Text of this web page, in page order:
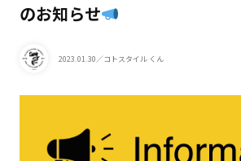
のお知らせ
2023.01.30／コトスタイル くん